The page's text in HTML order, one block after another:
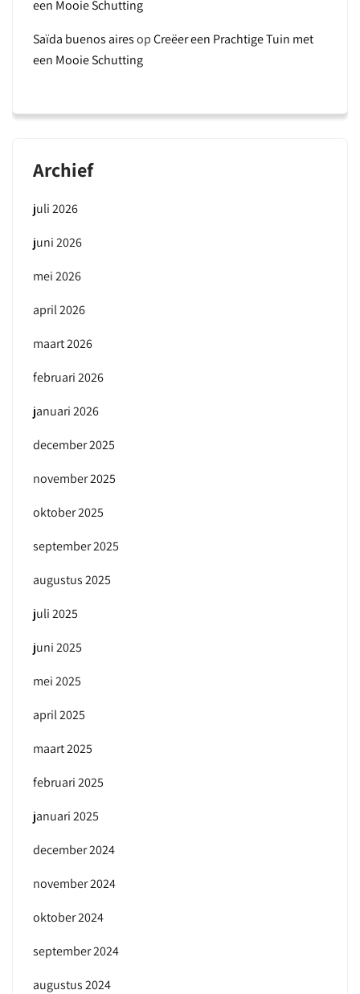
een Mooie Schutting
Saïda buenos airesopCreëer een Prachtige Tuin met
een Mooie Schutting
Archief
juli 2026
juni 2026
mei 2026
april 2026
maart 2026
februari 2026
januari 2026
december 2025
november 2025
oktober 2025
september 2025
augustus 2025
juli 2025
juni 2025
mei 2025
april 2025
maart 2025
februari 2025
januari 2025
december 2024
november 2024
oktober 2024
september 2024
augustus 2024